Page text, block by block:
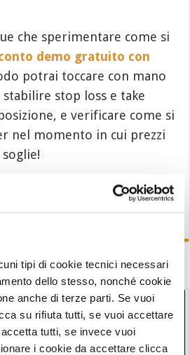
tipi di cookie tecnici necessari
dello stesso, nonché cookie
anche di terze parti. Se vuoi
su rifiuta tutti, se vuoi accettare
tutti, se invece vuoi
i cookie da accettare clicca
che sperimentare come si
demo gratuito con
potrai toccare con mano
stop loss e take
e verificare come si
nel momento in cui prezzi
anche